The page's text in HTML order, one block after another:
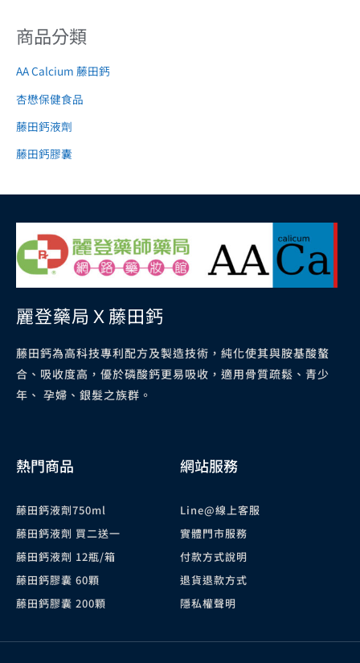
商品分類
AA Calcium 藤田鈣
杏懋保健食品
藤田鈣液劑
藤田鈣膠囊
麗登藥局Ｘ藤田鈣
藤田鈣為高科技專利配方及製造技術，純化使其與胺基酸螯
合、吸收度高，優於磷酸鈣更易吸收，適用骨質疏鬆、青少
年、 孕婦、銀髮之族群。
熱門商品
藤田鈣液劑750ml
藤田鈣液劑 買二送一
藤田鈣液劑 12瓶/箱
藤田鈣膠囊 60顆
藤田鈣膠囊 200顆
網站服務
Line@線上客服
實體門市服務
付款方式說明
退貨退款方式
隱私權聲明